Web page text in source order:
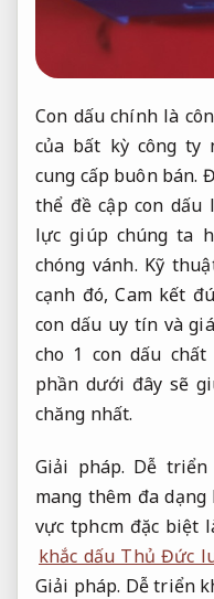
Con dấu chính là
của bất kỳ công ty
cung cấp buôn bán.
thể đề cập con dấu
lực giúp chúng ta
chóng vánh. Kỹ
cạnh đó,Cam kết
con dấu uy tín và
cho 1 con dấu chất
phần dưới đây sẽ
chăng nhất.
Giải pháp. Dễ triển
mang thêm đa
vực tphcm đặc biệt
khắc dấu Thủ Đức
Giải pháp. Dễ triển